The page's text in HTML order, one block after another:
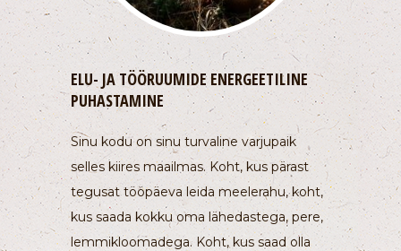
ELU- JA TÖÖRUUMIDE ENERGEETILINE
PUHASTAMINE
Sinu kodu on sinu turvaline varjupaik
selles kiires maailmas. Koht, kus pärast
tegusat tööpäeva leida meelerahu, koht,
kus saada kokku oma lähedastega, pere,
lemmikloomadega. Koht, kus saad olla